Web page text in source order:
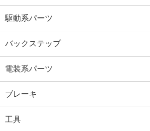
駆動系パーツ
バックステップ
電装系パーツ
ブレーキ
工具